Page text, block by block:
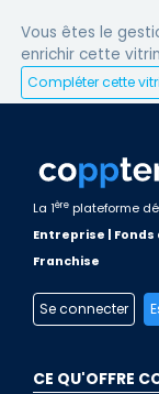
Vous êtes le
enrichir cette
Compléter cette
La 1ère plateforme
Entreprise |
Franchise
Se connecter
CE QU'OFFRE